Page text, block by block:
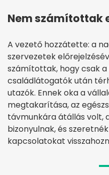
Nem számítottak
A vezető hozzátette: a
szervezetek
számítottak, hogy csak
családlátogatók után
utazók. Ennek oka a
megtakarítása, az
távmunkára átállás volt,
bizonyulnak, és
kapcsolatokat